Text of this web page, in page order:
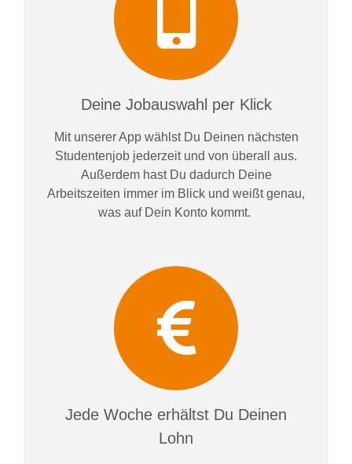
Deine Jobauswahl per Klick
Mit unserer App wählst Du Deinen nächsten
Studentenjob jederzeit und von überall aus.
Außerdem hast Du dadurch Deine
Arbeitszeiten immer im Blick und weißtgenau,
was auf Dein Konto kommt.
Jede Woche erhältst Du Deinen
Lohn